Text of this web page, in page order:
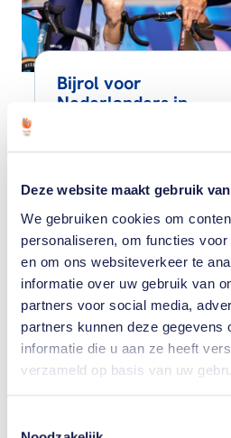
Deze website maakt gebruik
We gebruiken cookies om
personaliseren, om functies
en om ons websiteverkeer te
informatie over uw gebruik van
partners voor social media,
partners kunnen deze gegevens
informatie die u aan ze heeft
verzameld op basis van uw
Bijrol voor
Nederlanders in
Mathieu van der Poel
wegwedstrijd, Dylan van
Baarle 36ste, Daan Hoole
72ste.
Lees artikel